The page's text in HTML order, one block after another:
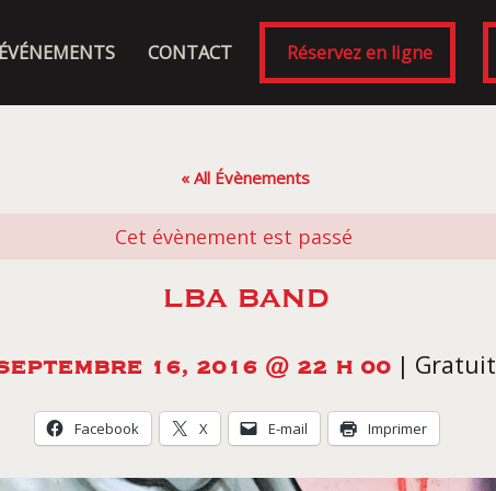
ÉVÉNEMENTS CONTACT Réservez en ligne
« All Évènements
Cet évènement est passé
LBA BAND
16, 2016 @ 22 H 00 | Gratuit
Facebook X E-mail Imprimer